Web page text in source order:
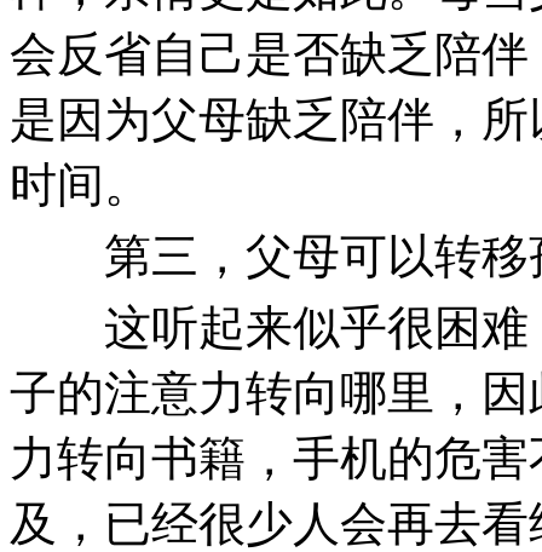
会反省自己是否缺乏陪
是因为父母缺乏陪伴，
时间。
第三，父母可以转移
这听起来似乎很困难
子的注意力转向哪里，
力转向书籍，手机的危
及，已经很少人会再去